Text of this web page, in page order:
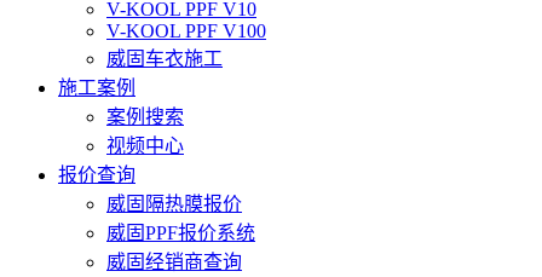
V-KOOL PPF V10
V-KOOL PPF V100
威固车衣施工
施工案例
案例搜索
视频中心
报价查询
威固隔热膜报价
威固PPF报价系统
威固经销商查询